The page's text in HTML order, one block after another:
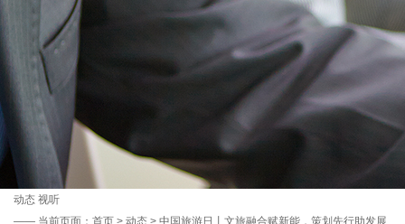
动态 视听
—— 当前页面： 首页 > 动态 > 中国旅游日丨文旅融合赋新能，策划先行助发展